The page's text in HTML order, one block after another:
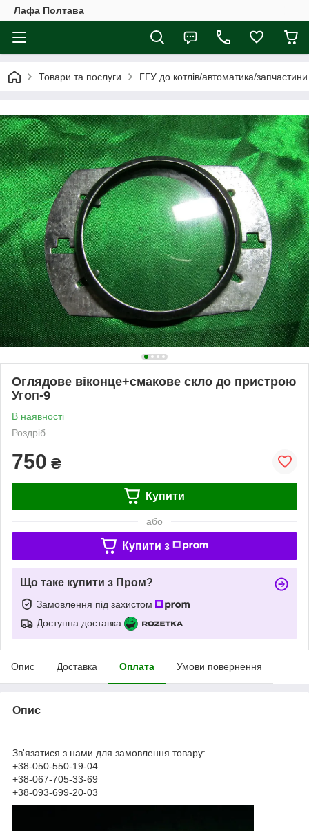
Лафа Полтава
Товари та послуги ГГУ до котлів/автоматика/запчастини
Оглядове віконце+смакове скло до пристрою
Угоп-9
В наявності
Роздріб
750 ₴
Купити
або
Купити з
Що таке купити з Пром?
Замовлення під захистом
Доступна доставка
Опис Доставка Оплата Умови повернення
Опис
Зв'язатися з нами для замовлення товару:
+38-050-550-19-04
+38-067-705-33-69
+38-093-699-20-03